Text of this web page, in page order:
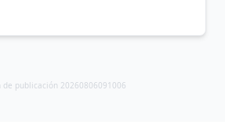
de publicación 20260806091006